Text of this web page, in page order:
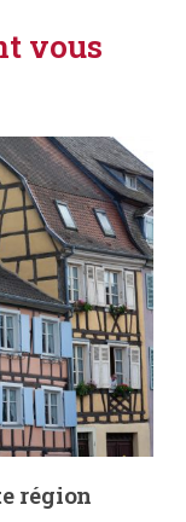
vous
région